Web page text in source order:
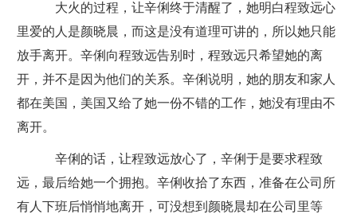
大火的过程，让辛俐终于清醒了，她明白程致远心
里爱的人是颜晓晨，而这是没有道理可讲的，所以她只能
放手离开。辛俐向程致远告别时，程致远只希望她的离
开，并不是因为他们的关系。辛俐说明，她的朋友和家人
都在美国，美国又给了她一份不错的工作，她没有理由不
离开。
辛俐的话，让程致远放心了，辛俐于是要求程致
远，最后给她一个拥抱。辛俐收拾了东西，准备在公司所
有人下班后悄悄地离开，可没想到颜晓晨却在公司里等